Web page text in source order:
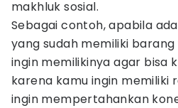
makhluk sosial.
Sebagai contoh, apabila
yang sudah memiliki
ingin memilikinya agar bisa
karena kamu ingin memiliki
ingin mempertahankan